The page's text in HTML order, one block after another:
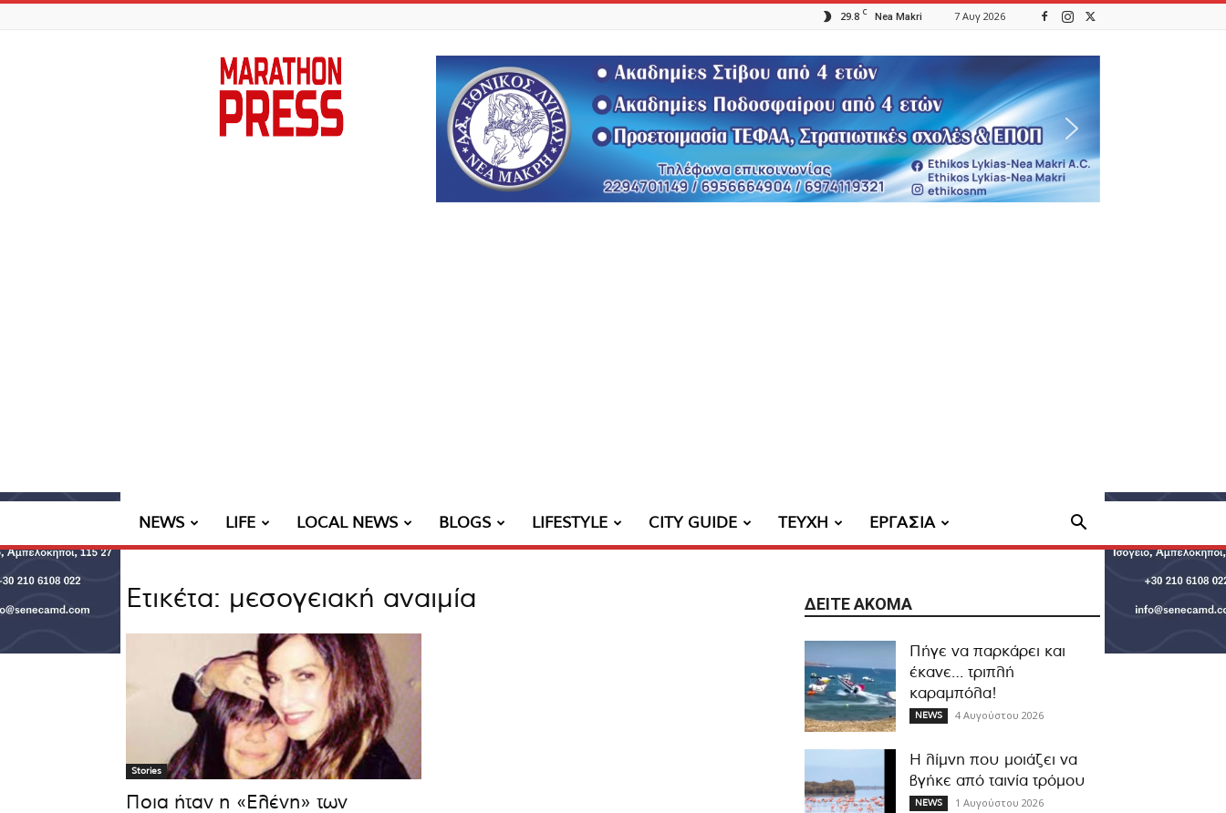
29.8 C Nea Makri 7 Αυγ 2026
Marathon
Press
NEWS LIFE LOCAL NEWS BLOGS LIFESTYLE CITY GUIDE ΤΕΥΧΗ ΕΡΓΑΣΙΑ
Ετικέτα: μεσογειακή αναιμία
Stories
Ποια ήταν η «Ελένη» των
ΔΕΊΤΕ ΑΚΌΜΑ
Πήγε να παρκάρει και
έκανε… τριπλή
καραμπόλα!
NEWS 4 Αυγούστου 2026
Η λίμνη που μοιάζει να
βγήκε από ταινία τρόμου
NEWS 1 Αυγούστου 2026